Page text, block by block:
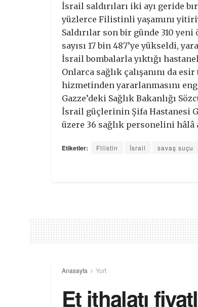
İsrail saldırıları iki ayı geride
yüzlerce Filistinli yaşamını
Saldırılar son bir günde 310
sayısı 17 bin 487’ye yükseldi,
İsrail bombalarla yıktığı
Onlarca sağlık çalışanını da
hizmetinden yararlanmasını
Gazze’deki Sağlık Bakanlığı
İsrail güçlerinin Şifa Hastanesi
üzere 36 sağlık personelini
Etiketler: Filistin İsrail savaş suçu
Anasayfa Yurt
Et ithalatı